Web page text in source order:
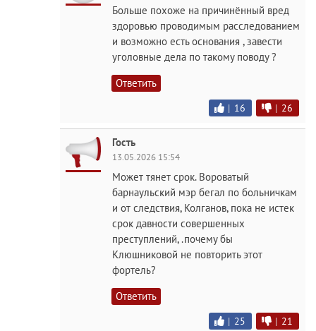
Больше похоже на причинённый вред
здоровью проводимым расследованием
и возможно есть основания , завести
уголовные дела по такому поводу ?
Ответить
| 16 | 26
Гость
13.05.2026 15:54
Может тянет срок. Вороватый
барнаульский мэр бегал по больничкам
и от следствия, Колганов, пока не истек
срок давности совершенных
преступлений, .почему бы
Клюшниковой не повторить этот
фортель?
Ответить
| 25 | 21